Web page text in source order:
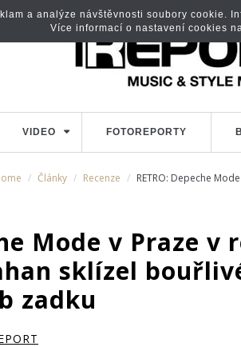
VIDEO FOTOREPORTY
Články Recenze RETRO: Depeche
Mode v Praze v
sklízel
zadku
a analýze návštěvnosti soubory
Více informací o nastavení cookies